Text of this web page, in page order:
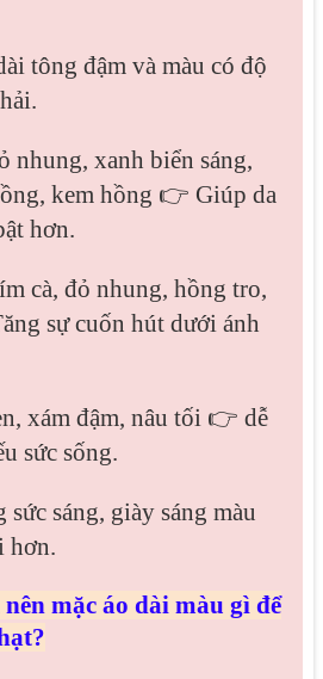
tông đậm và màu có độ
nhung, xanh biển sáng,
kem hồng 👉 Giúp da
hơn.
cà, đỏ nhung, hồng tro,
sự cuốn hút dưới ánh
xám đậm, nâu tối 👉 dễ
sức sống.
sức sáng, giày sáng màu
hơn.
mặc áo dài màu gì để